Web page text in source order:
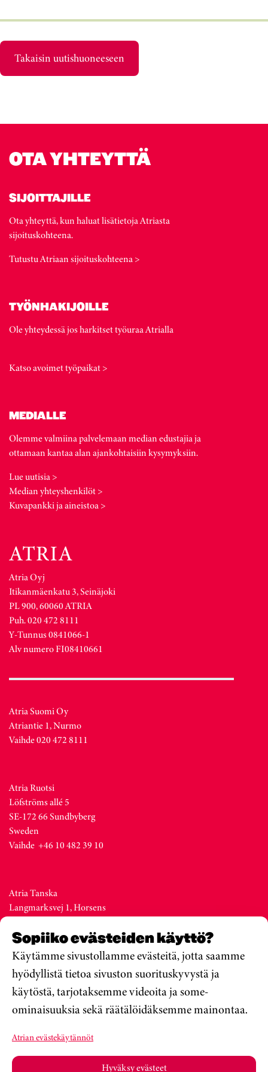
Sopiiko evästeiden käyttö?
Käytämme sivustollamme evästeitä, jotta saamme
hyödyllistä tietoa sivuston suorituskyvystä ja
käytöstä, tarjotaksemme videoita ja some-
ominaisuuksia sekä räätälöidäksemme mainontaa.
Atrian evästekäytännöt
Hyväksy evästeet
Takaisin uutishuoneeseen
OTA YHTEYTTÄ
SIJOITTAJILLE
Ota yhteyttä, kun haluat lisätietoja Atriasta
sijoituskohteena.
Tutustu Atriaan sijoituskohteena >
TYÖNHAKIJOILLE
Ole yhteydessä jos harkitset työuraa Atrialla
Katso avoimet työpaikat >
MEDIALLE
Olemme valmiina palvelemaan median edustajia ja
ottamaan kantaa alan ajankohtaisiin kysymyksiin.
Lue uutisia >
Median yhteyshenkilöt >
Kuvapankki ja aineistoa >
Atria Oyj
Itikanmäenkatu 3, Seinäjoki
PL 900, 60060 ATRIA
Puh. 020 472 8111
Y-Tunnus 0841066-1
Alv numero FI08410661
Atria Suomi Oy
Atriantie 1, Nurmo
Vaihde 020 472 8111
Atria Ruotsi
Löfströms allé 5
SE-172 66 Sundbyberg
Sweden
Vaihde +46 10 482 39 10
Atria Tanska
Langmarksvej 1, Horsens
Denmark
Vaihde +45 76 28 25 00
Atria Viro
Metsa str. 19, Valga
Estonia
Vaihde +372 76 79 900